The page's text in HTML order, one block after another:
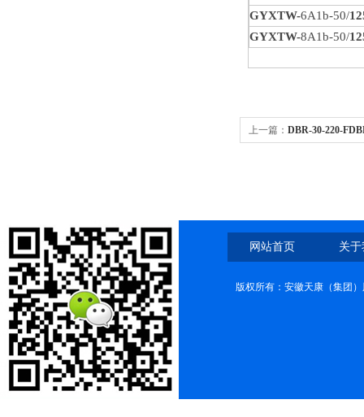
GYXTW-6A1b-50/
GYXTW-8A1b-50/
上一篇： DBR-30-220-
网站首页 关
版权所有：安徽天康（集团